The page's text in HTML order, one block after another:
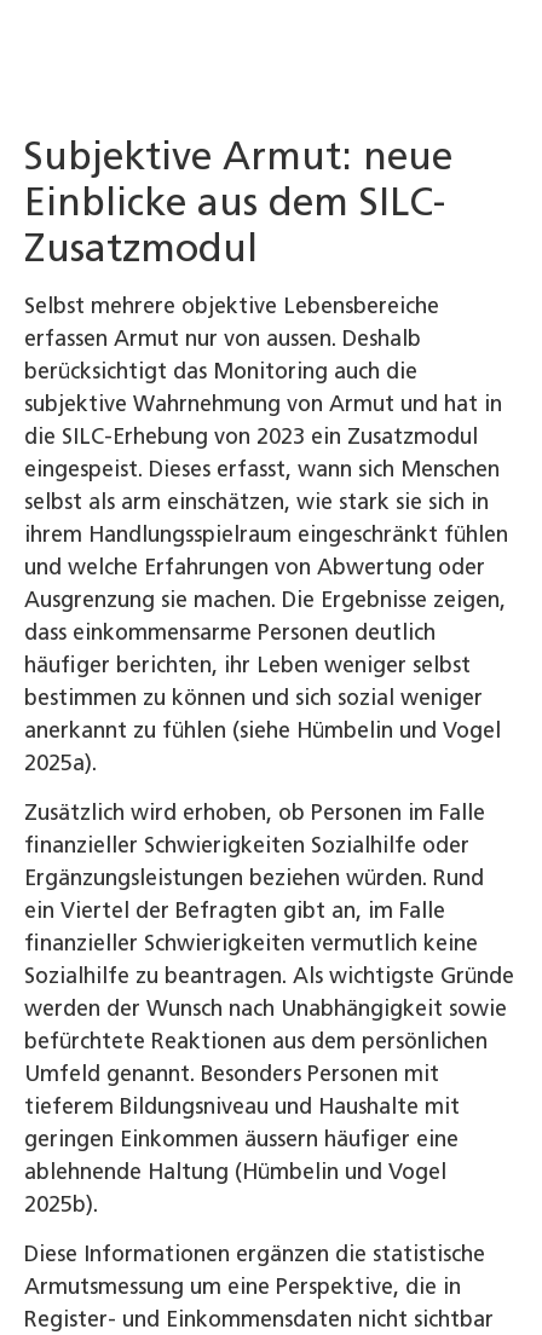
Subjektive Armut: neue
Einblicke aus dem SILC-
Zusatzmodul
Selbst mehrere objektive Lebensbereiche
erfassen Armut nur von aussen. Deshalb
berücksichtigt das Monitoring auch die
subjektive Wahrnehmung von Armut und hat in
die SILC-Erhebung von 2023 ein Zusatzmodul
eingespeist. Dieses erfasst, wann sich Menschen
selbst als arm einschätzen, wie stark sie sich in
ihrem Handlungsspielraum eingeschränkt fühlen
und welche Erfahrungen von Abwertung oder
Ausgrenzung sie machen. Die Ergebnisse zeigen,
dass einkommensarme Personen deutlich
häufiger berichten, ihr Leben weniger selbst
bestimmen zu können und sich sozial weniger
anerkannt zu fühlen (siehe Hümbelin und Vogel
2025a).
Zusätzlich wird erhoben, ob Personen im Falle
finanzieller Schwierigkeiten Sozialhilfe oder
Ergänzungsleistungen beziehen würden. Rund
ein Viertel der Befragten gibt an, im Falle
finanzieller Schwierigkeiten vermutlich keine
Sozialhilfe zu beantragen. Als wichtigste Gründe
werden der Wunsch nach Unabhängigkeit sowie
befürchtete Reaktionen aus dem persönlichen
Umfeld genannt. Besonders Personen mit
tieferem Bildungsniveau und Haushalte mit
geringen Einkommen äussern häufiger eine
ablehnende Haltung (Hümbelin und Vogel
2025b).
Diese Informationen ergänzen die statistische
Armutsmessung um eine Perspektive, die in
Register- und Einkommensdaten nicht sichtbar